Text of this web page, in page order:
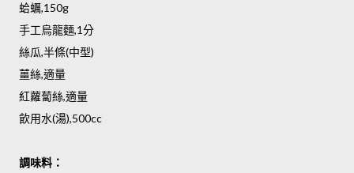
蛤蠣,150g
手工烏龍麵,1分
絲瓜,半條(中型)
薑絲,適量
紅蘿蔔絲,適量
飲用水(湯),500cc
調味料：